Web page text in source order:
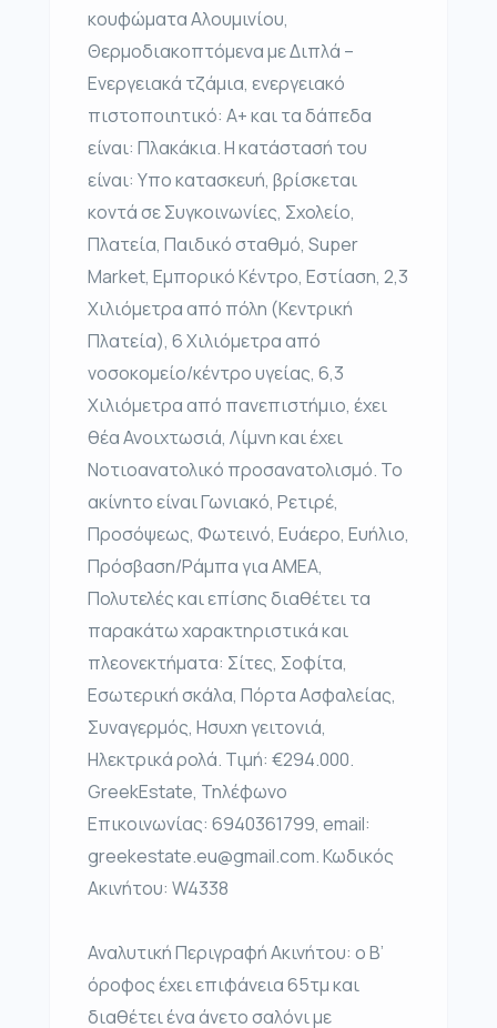
κουφώματα Αλουμινίου,
Θερμοδιακοπτόμενα με Διπλά –
Ενεργειακά τζάμια, ενεργειακό
πιστοποιητικό: Α+ και τα δάπεδα
είναι: Πλακάκια. Η κατάστασή του
είναι: Υπο κατασκευή, βρίσκεται
κοντά σε Συγκοινωνίες, Σχολείο,
Πλατεία, Παιδικό σταθμό, Super
Market, Εμπορικό Κέντρο, Εστίαση, 2,3
Χιλιόμετρα από πόλη (Κεντρική
Πλατεία), 6 Χιλιόμετρα από
νοσοκομείο/κέντρο υγείας, 6,3
Χιλιόμετρα από πανεπιστήμιο, έχει
θέα Ανοιχτωσιά, Λίμνη και έχει
Νοτιοανατολικό προσανατολισμό. Το
ακίνητο είναι Γωνιακό, Ρετιρέ,
Προσόψεως, Φωτεινό, Ευάερο, Ευήλιο,
Πρόσβαση/Ράμπα για ΑΜΕΑ,
Πολυτελές και επίσης διαθέτει τα
παρακάτω χαρακτηριστικά και
πλεονεκτήματα: Σίτες, Σοφίτα,
Εσωτερική σκάλα, Πόρτα Ασφαλείας,
Συναγερμός, Ησυχη γειτονιά,
Ηλεκτρικά ρολά. Τιμή: €294.000.
GreekEstate, Τηλέφωνο
Επικοινωνίας: 6940361799, email:
greekestate.eu@gmail.com. Κωδικός
Ακινήτου: W4338
Αναλυτική Περιγραφή Ακινήτου: ο Β’
όροφος έχει επιφάνεια 65τμ και
διαθέτει ένα άνετο σαλόνι με